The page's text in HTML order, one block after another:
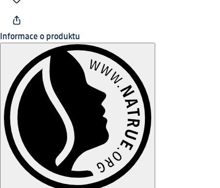
Informace o produktu